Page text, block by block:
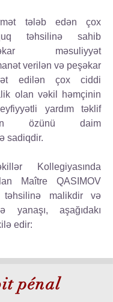
tələb edən çox
təhsilinə sahib
məsuliyyət
verilən və peşəkar
edilən çox ciddi
olan vəkil həmçinin
yardım təklif
özünü daim
sadiqdir.
Kollegiyasında
Maître QASIMOV
təhsilinə malikdir və
yanaşı, aşağıdakı
edir:
pénal